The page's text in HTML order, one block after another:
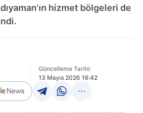
hizmet bölgeleri de
Güncelleme Tarihi:
13 Mayıs 2026 16:42